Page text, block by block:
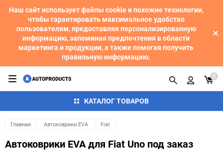
Наш сайт использует файлы cookie и похожие технологии,
чтобы гарантировать максимальное удобство
пользователям, предоставляя персонализированную
информацию, запоминая предпочтения в области
маркетинга и продукции, а также помогая получить
правильную информацию.
КАТАЛОГ ТОВАРОВ
0
Главная Автоковрики EVA Fiat
Автоковрики EVA для Fiat Uno под заказ